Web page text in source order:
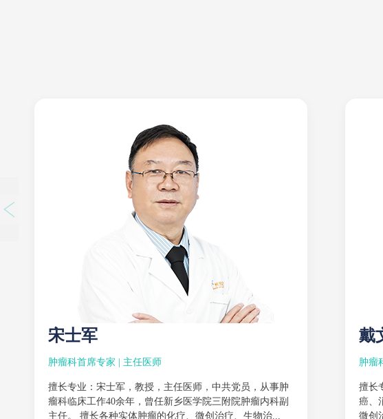
宋士军
肿瘤科首席专家 | 主任医师
擅长专业：宋士军，教授，主任医师，中共党员，从事肿
瘤科临床工作40余年，曾任新乡医学院三附院肿瘤内科副
主任。 擅长各种实体肿瘤的化疗、微创治疗、生物治...
戴
肿瘤
擅长
癌、
微创